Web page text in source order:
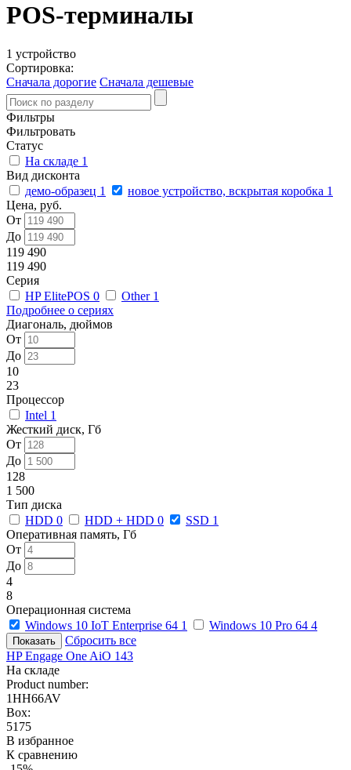
POS-терминалы
1 устройство
Сортировка:
Сначала дорогие Сначала дешевые
Фильтры
Фильтровать
Статус
На складе 1
Вид дисконта
демо-образец 1 новое устройство, вскрытая коробка 1
Цена, руб.
От
До
119 490
119 490
Серия
HP ElitePOS 0 Other 1
Подробнее о сериях
Диагональ, дюймов
От
До
10
23
Процессор
Intel 1
Жесткий диск, Гб
От
До
128
1 500
Тип диска
HDD 0 HDD + HDD 0 SSD 1
Оперативная память, Гб
От
До
4
8
Операционная система
Windows 10 IoT Enterprise 64 1 Windows 10 Pro 64 4
Сбросить все
HP Engage One AiO 143
На складе
Product number:
1HH66AV
Box:
5175
В избранное
К сравнению